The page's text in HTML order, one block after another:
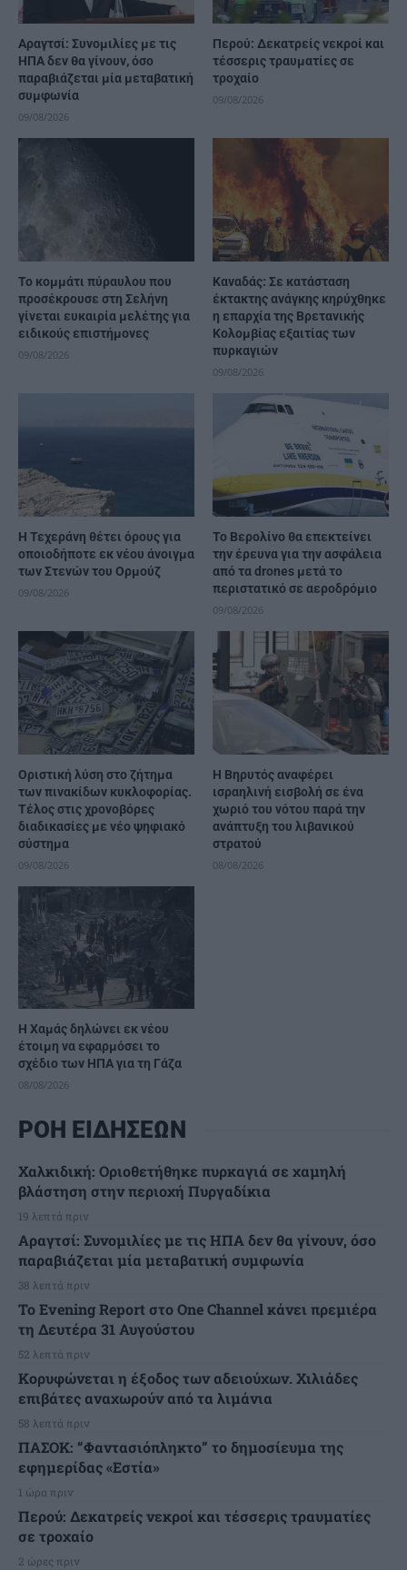
Αραγτσί: Συνομιλίες με τις
ΗΠΑ δεν θα γίνουν, όσο
παραβιάζεται μία μεταβατική
συμφωνία
09/08/2026
Περού: Δεκατρείς νεκροί και
τέσσερις τραυματίες σε
τροχαίο
09/08/2026
Το κομμάτι πύραυλου που
προσέκρουσε στη Σελήνη
γίνεται ευκαιρία μελέτης για
ειδικούς επιστήμονες
09/08/2026
Καναδάς: Σε κατάσταση
έκτακτης ανάγκης κηρύχθηκε
η επαρχία της Βρετανικής
Κολομβίας εξαιτίας των
πυρκαγιών
09/08/2026
Η Τεχεράνη θέτει όρους για
οποιοδήποτε εκ νέου άνοιγμα
των Στενών του Ορμούζ
09/08/2026
Το Βερολίνο θα επεκτείνει
την έρευνα για την ασφάλεια
από τα drones μετά το
περιστατικό σε αεροδρόμιο
09/08/2026
Οριστική λύση στο ζήτημα
των πινακίδων κυκλοφορίας.
Τέλος στις χρονοβόρες
διαδικασίες με νέο ψηφιακό
σύστημα
09/08/2026
Η Βηρυτός αναφέρει
ισραηλινή εισβολή σε ένα
χωριό του νότου παρά την
ανάπτυξη του λιβανικού
στρατού
08/08/2026
Η Χαμάς δηλώνει εκ νέου
έτοιμη να εφαρμόσει το
σχέδιο των ΗΠΑ για τη Γάζα
08/08/2026
ΡΟΗ ΕΙΔΗΣΕΩΝ
Χαλκιδική: Οριοθετήθηκε πυρκαγιά σε χαμηλή
βλάστηση στην περιοχή Πυργαδίκια
19 λεπτά πριν
Αραγτσί: Συνομιλίες με τις ΗΠΑ δεν θα γίνουν, όσο
παραβιάζεται μία μεταβατική συμφωνία
38 λεπτά πριν
Το Evening Report στο One Channel κάνει πρεμιέρα
τη Δευτέρα 31 Αυγούστου
52 λεπτά πριν
Κορυφώνεται η έξοδος των αδειούχων. Χιλιάδες
επιβάτες αναχωρούν από τα λιμάνια
58 λεπτά πριν
ΠΑΣΟΚ: “Φαντασιόπληκτο” το δημοσίευμα της
εφημερίδας «Εστία»
1 ώρα πριν
Περού: Δεκατρείς νεκροί και τέσσερις τραυματίες
σε τροχαίο
2 ώρες πριν